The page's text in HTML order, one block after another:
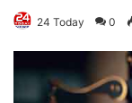
24 Today 0